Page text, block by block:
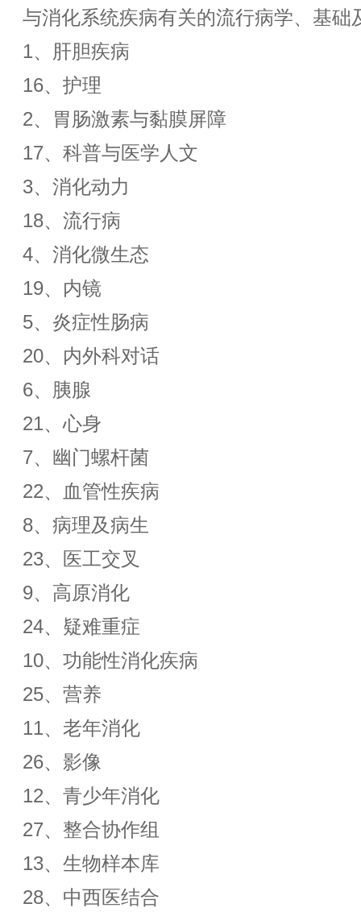
与消化系统疾病有关的流行病学、基础
1、肝胆疾病
16、护理
2、胃肠激素与黏膜屏障
17、科普与医学人文
3、消化动力
18、流行病
4、消化微生态
19、内镜
5、炎症性肠病
20、内外科对话
6、胰腺
21、心身
7、幽门螺杆菌
22、血管性疾病
8、病理及病生
23、医工交叉
9、高原消化
24、疑难重症
10、功能性消化疾病
25、营养
11、老年消化
26、影像
12、青少年消化
27、整合协作组
13、生物样本库
28、中西医结合